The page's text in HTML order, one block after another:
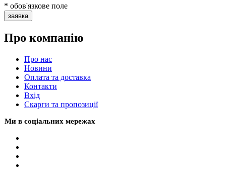
* обов'язкове поле
заявка
Про компанію
Про нас
Новини
Оплата та доставка
Контакти
Вхiд
Скарги та пропозиції
Ми в соціальних мережах